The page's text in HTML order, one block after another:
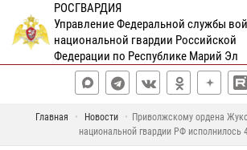
РОСГВАРДИЯ
Управление Федеральной службы
национальной гвардии Российской
Федерации по Республике Марий Эл
Главная Новости
Приволжскому ордена
национальной гвардии РФ исполнилось